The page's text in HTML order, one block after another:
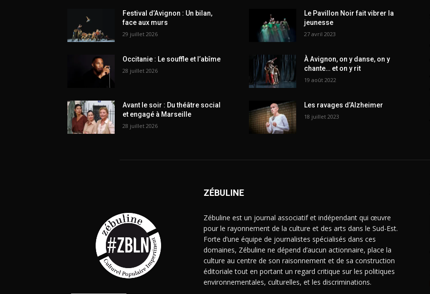
Festival d’Avignon : Un bilan,
face aux murs
29 juillet 2026
Occitanie : Le souffle et l’abîme
28 juillet 2026
Avant le soir : Du théâtre social
et engagé à Marseille
28 juillet 2026
Le Pavillon Noir fait vibrer la
jeunesse
27 avril 2023
À Avignon, on y danse, on y
chante… et on y rit
19 août 2022
Les ravages d’Alzheimer
18 juillet 2023
ZÉBULINE
Zébuline est un journal associatif et indépendant qui œuvre
pour le rayonnement de la culture et des arts dans le Sud-Est.
Forte d’une équipe de journalistes spécialisés dans ces
domaines, Zébuline ne dépend d’aucun actionnaire, place la
culture au centre de son raisonnement et de sa construction
éditoriale tout en portant un regard critique sur les politiques
environnementales, culturelles, et les discriminations.